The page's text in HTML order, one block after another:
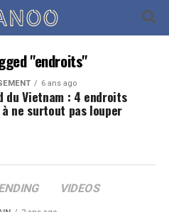
"endroits"
6 ans ago
du Vietnam : 4 endroits
ne surtout pas louper
VIDEOS